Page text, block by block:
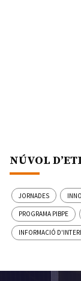
NÚVOL
JORNADES
PROGRAMA PIBPE
INFORMACIÓ